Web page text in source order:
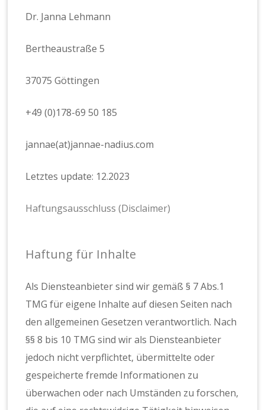
Dr. Janna Lehmann
Bertheaustraße 5
37075 Göttingen
+49 (0)178-69 50 185
jannae(at)jannae-nadius.com
Letztes update: 12.2023
Haftungsausschluss (Disclaimer)
Haftung für Inhalte
Als Diensteanbieter sind wir gemäß § 7 Abs.1
TMG für eigene Inhalte auf diesen Seiten nach
den allgemeinen Gesetzen verantwortlich. Nach
§§ 8 bis 10 TMG sind wir als Diensteanbieter
jedoch nicht verpflichtet, übermittelte oder
gespeicherte fremde Informationen zu
überwachen oder nach Umständen zu forschen,